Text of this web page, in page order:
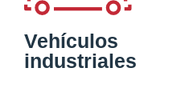
Vehículos
industriales